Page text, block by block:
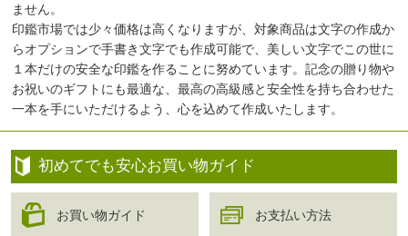
ません。
印鑑市場では少々価格は高くなりますが、対象商品は文字の作成か
らオプションで手書き文字でも作成可能で、美しい文字でこの世に
１本だけの安全な印鑑を作ることに努めています。記念の贈り物や
お祝いのギフトにも最適な、最高の高級感と安全性を持ち合わせた
一本を手にいただけるよう、心を込めて作成いたします。
初めてでも安心お買い物ガイド
お買い物ガイド お支払い方法